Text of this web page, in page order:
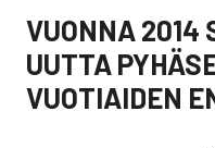
VUONNA 2014
UUTTA
VUOTIAIDEN